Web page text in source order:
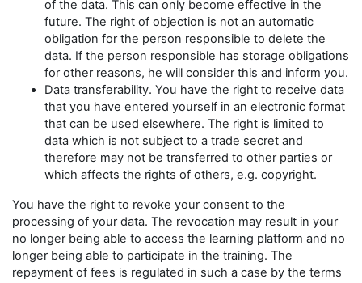
of the data. This can only become effective in the
future. The right of objection is not an automatic
obligation for the person responsible to delete the
data. If the person responsible has storage obligations
for other reasons, he will consider this and inform you.
Data transferability. You have the right to receive data
that you have entered yourself in an electronic format
that can be used elsewhere. The right is limited to
data which is not subject to a trade secret and
therefore may not be transferred to other parties or
which affects the rights of others, e.g. copyright.
You have the right to revoke your consent to the
processing of your data. The revocation may result in your
no longer being able to access the learning platform and no
longer being able to participate in the training. The
repayment of fees is regulated in such a case by the terms